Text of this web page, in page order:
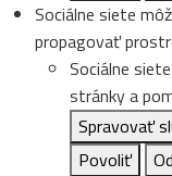
Sociálne siete
propagovať
Sociálne siete
stránky a
Spravovať
Povoliť